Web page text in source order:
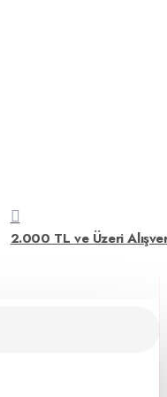
2.000 TL ve Üzeri